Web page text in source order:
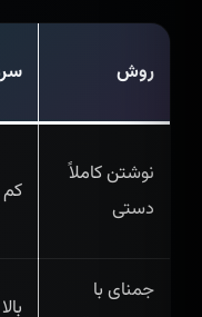
روش
نوشتن کاملاً
دستی
کم
جمنای با
بالا